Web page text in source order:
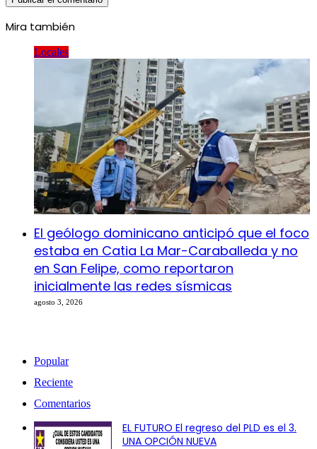
Mira también
Locales
El geólogo dominicano anticipó que el foco
estaba en Catia La Mar-Caraballeda y no
en San Felipe, como reportaron
inicialmente las redes sísmicas
agosto 3, 2026
Popular
Reciente
Comentarios
EL FUTURO El regreso del PLD es el 3.
UNA OPCIÓN NUEVA